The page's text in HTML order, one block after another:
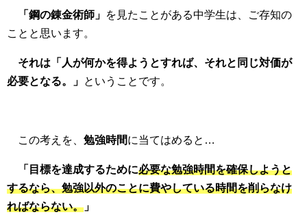
「鋼の錬金術師」 を見たことがある中学生は、ご存知の
ことと思います。
それは「人が何かを得ようとすれば、それと同じ対価が
必要となる。」 ということです。
この考えを、 勉強時間に当てはめると…
「目標を達成するために必要な勉強時間を確保しようと
するなら、勉強以外のことに費やしている時間を削らなけ
ればならない。 」